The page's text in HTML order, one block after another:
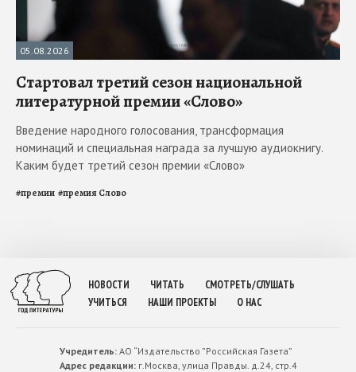
05.08.2026
Стартовал третий сезон национальной
литературной премии «Слово»
Введение народного голосования, трансформация
номинаций и специальная награда за лучшую аудиокнигу.
Каким будет третий сезон премии «Слово»
#премии #премия Слово
НОВОСТИ ЧИТАТЬ
СМОТРЕТЬ/СЛУШАТЬ
УЧИТЬСЯ
НАШИ ПРОЕКТЫ О НАС
Учредитель:АО “Издательство ”Российская Газета”
Адрес редакции:г.Москва, улица Правды. д.24, стр.4